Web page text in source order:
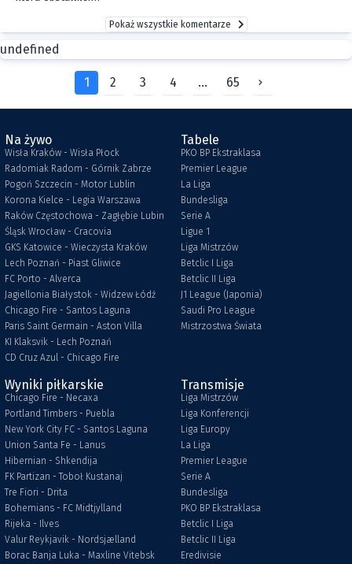
Pokaż wszystkie komentarze
undefined
1 2 3 4 ... 65
Na żywo
Wisła Kraków - Wisła Płock
Radomiak Radom - Górnik Zabrze
Pogoń Szczecin - Motor Lublin
Korona Kielce - Legia Warszawa
Raków Częstochowa - Zagłębie Lubin
Śląsk Wrocław - Cracovia
GKS Katowice - Wieczysta Kraków
Lech Poznań - Piast Gliwice
FC Porto - Alverca
Jagiellonia Białystok - Widzew Łódź
Chicago Fire - Santos Laguna
Paris Saint Germain - Aston Villa
KI Klaksvik - Lech Poznań
CD Cruz Azul - Chicago Fire
Tabele
PKO BP Ekstraklasa
Premier League
La Liga
Bundesliga
Serie A
Ligue 1
Liga Mistrzów
Betclic I Liga
Betclic II Liga
J1 League (Japonia)
Saudi Pro League
Mistrzostwa Świata
Wyniki piłkarskie
Chicago Fire - Necaxa
Portland Timbers - Puebla
New York City FC - Santos Laguna
Union Santa Fe - Lanus
Hibernian - Shkendija
FK Partizan - Toboł Kustanaj
Tre Fiori - Drita
Bohemians - FC Midtjylland
Rijeka - Ilves
Valur Reykjavik - Nordsjælland
Borac Banja Luka - Maxline Vitebsk
Transmisje
Liga Mistrzów
Liga Konferencji
Liga Europy
La Liga
Premier League
Serie A
Bundesliga
PKO BP Ekstraklasa
Betclic I Liga
Betclic II Liga
Eredivisie